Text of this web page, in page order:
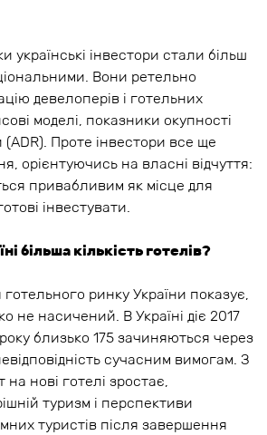
українські інвестори стали більш
Вони ретельно
девелоперів і готельних
моделі, показники окупності
(ADR). Проте інвестори все ще
орієнтуючись на власні відчуття:
привабливим як місце для
інвестувати.
більша кількість готелів?
ринку України показує,
не насичений. В Україні діє 2017
близько 175 зачиняються через
сучасним вимогам. З
на нові готелі зростає,
туризм і перспективи
туристів після завершення